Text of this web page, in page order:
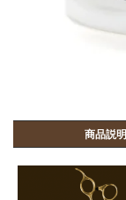
商品説明